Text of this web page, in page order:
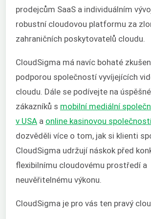
prodejcům SaaS a individuálním
robustní cloudovou platformu za
zahraničních poskytovatelů cloudu.
CloudSigma má navíc bohaté
podporou společností vyvíjejících
cloudu. Dále se podívejte na
zákazníků s mobilní mediální
v USA a online kasinovou
dozvěděli více o tom, jak si klienti
CloudSigma udržují náskok před
flexibilnímu cloudovému prostředí a
neuvěřitelnému výkonu.
CloudSigma je pro vás ten pravý